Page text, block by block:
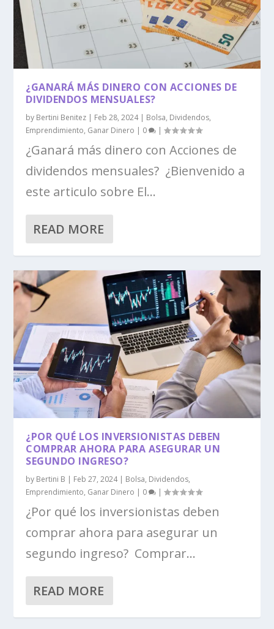
¿GANARÁ MÁS DINERO CON ACCIONES DE
DIVIDENDOS MENSUALES?
by Bertini Benitez | Feb 28, 2024| Bolsa, Dividendos,
Emprendimiento, Ganar Dinero | 0 |
¿Ganará más dinero con Acciones de
dividendos mensuales? ¿Bienvenido a
este articulo sobre El...
READ MORE
¿POR QUÉ LOS INVERSIONISTAS DEBEN
COMPRAR AHORA PARA ASEGURAR UN
SEGUNDO INGRESO?
by Bertini B | Feb 27, 2024| Bolsa, Dividendos,
Emprendimiento, Ganar Dinero | 0 |
¿Por qué los inversionistas deben
comprar ahora para asegurar un
segundo ingreso? Comprar...
READ MORE